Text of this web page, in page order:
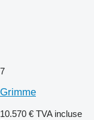
7
Grimme
10.570 € TVA incluse